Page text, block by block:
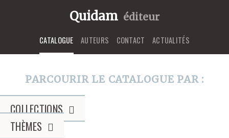
Quidam éditeur
CATALOGUE AUTEURS CONTACT ACTUALITÉS
PARCOURIR LE CATALOGUE PAR :
COLLECTIONS
THÈMES